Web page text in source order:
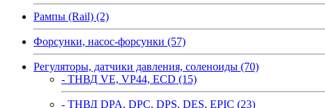
Рампы (Rail) (2)
Форсунки, насос-форсунки (57)
Регуляторы, датчики давления, соленоиды (70)
- ТНВД VE, VP44, ECD (15)
- ТНВД DPA, DPC, DPS, DES, EPIC (23)